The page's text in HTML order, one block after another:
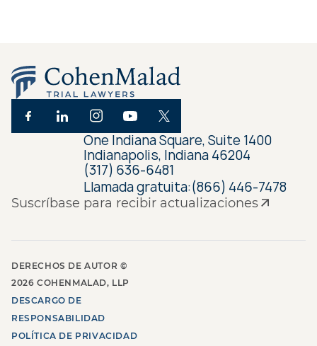
Suscríbase para recibir actualizaciones
One Indiana Square, Suite 1400
Indianapolis, Indiana 46204
(317) 636-6481
Llamada gratuita:(866) 446-7478
DERECHOS DE AUTOR ©
2026 COHENMALAD, LLP
DESCARGO DE
RESPONSABILIDAD
POLÍTICA DE PRIVACIDAD